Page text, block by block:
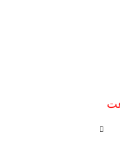
شما در